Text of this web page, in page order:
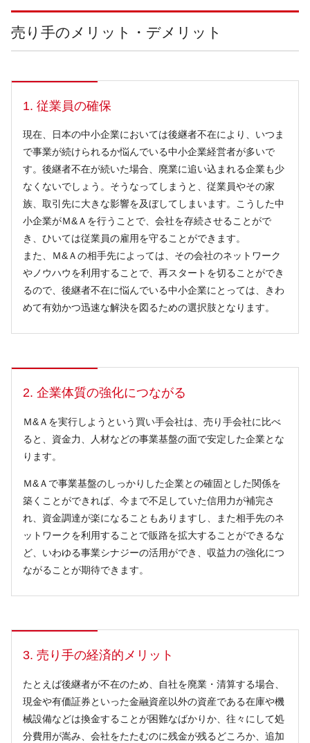
売り手のメリット・デメリット
1. 従業員の確保
現在、日本の中小企業においては後継者不在により、いつま
で事業が続けられるか悩んでいる中小企業経営者が多いで
す。後継者不在が続いた場合、廃業に追い込まれる企業も少
なくないでしょう。そうなってしまうと、従業員やその家
族、取引先に大きな影響を及ぼしてしまいます。こうした中
小企業がＭ&Ａを行うことで、会社を存続させることがで
き、ひいては従業員の雇用を守ることができます。
また、Ｍ&Ａの相手先によっては、その会社のネットワーク
やノウハウを利用することで、再スタートを切ることができ
るので、後継者不在に悩んでいる中小企業にとっては、きわ
めて有効かつ迅速な解決を図るための選択肢となります。
2. 企業体質の強化につながる
Ｍ&Ａを実行しようという買い手会社は、売り手会社に比べ
ると、資金力、人材などの事業基盤の面で安定した企業とな
ります。
Ｍ&Ａで事業基盤のしっかりした企業との確固とした関係を
築くことができれば、今まで不足していた信用力が補完さ
れ、資金調達が楽になることもありますし、また相手先のネ
ットワークを利用することで販路を拡大することができるな
ど、いわゆる事業シナジーの活用ができ、収益力の強化につ
ながることが期待できます。
3. 売り手の経済的メリット
たとえば後継者が不在のため、自社を廃業・清算する場合、
現金や有価証券といった金融資産以外の資産である在庫や機
械設備などは換金することが困難なばかりか、往々にして処
分費用が嵩み、会社をたたむのに残金が残るどころか、追加